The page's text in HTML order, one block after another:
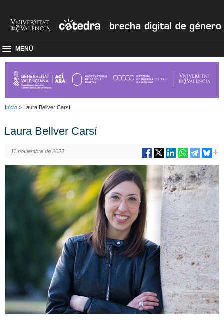
MENÚ
Inicio > Laura Bellver Carsí
Laura Bellver Carsí
11 noviembre de 2022